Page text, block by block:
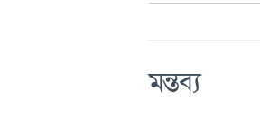
মন্তব্য